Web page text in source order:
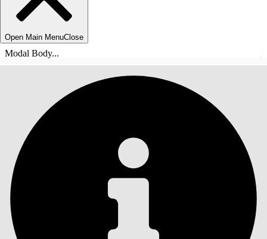
Open Main MenuClose
Modal Body...
目錄